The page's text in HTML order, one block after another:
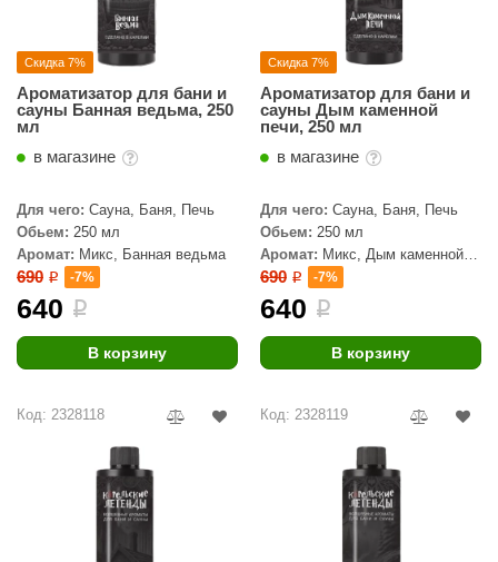
Термо
Скидка 7%
Ароматизатор для бани и
сауны Банная ведьма, 250
мл
в магазине
Для чего: Сауна, Баня, Печь
Обьем: 250 мл
Аромат: Микс, Банная ведьма
690 i -7%
640 i
В корзину
Скидка 7%
Ароматизатор для бани и
сауны Дым каменной
печи, 250 мл
в магазине
Для чего: Сауна, Баня, Печь
Обьем: 250 мл
Аромат: Микс, Дым каменной
печи
690 i -7%
640 i
В корзину
Код: 2328118 Код: 2328119